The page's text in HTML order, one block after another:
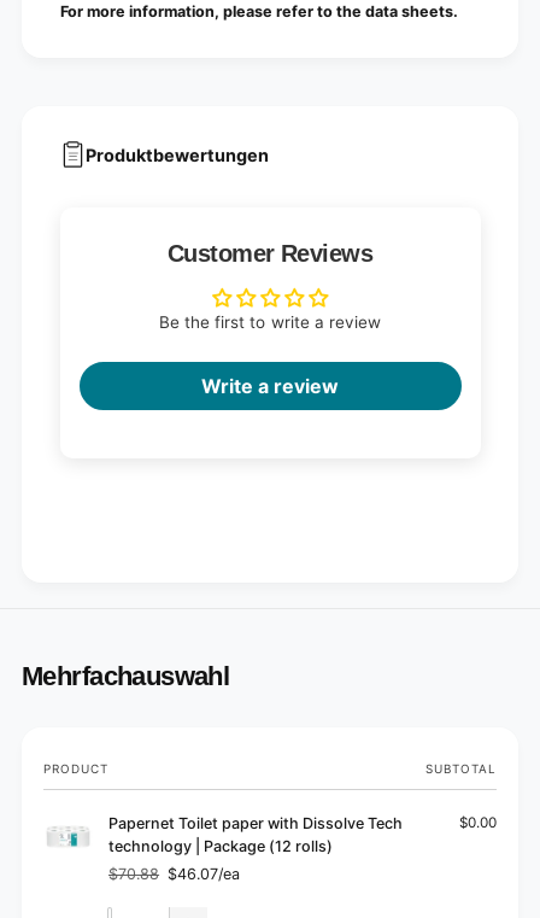
For more information, please refer to the data sheets.
Produktbewertungen
Customer Reviews
Be the first to write a review
Write a review
Mehrfachauswahl
Your
cart
PRODUCT SUBTOTAL
Papernet Toilet paper with Dissolve Tech
technology | Package (12 rolls)
Regular
price
$70.88
Sale
price
$46.07/ea
$0.00